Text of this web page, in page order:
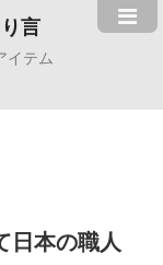
言
イテム
日本の職人